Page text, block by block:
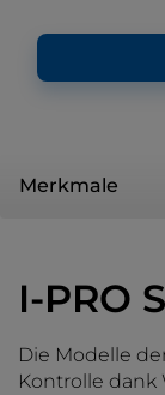
Merkmale
I-PRO
Die Modelle
Kontrolle dank